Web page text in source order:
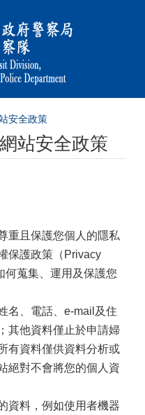
安全政策
站安全政策
重且保護您個人的隱私
保護政策（Privacy
何蒐集、運用及保護您
名、電話、e-mail及住
其他資料僅止於申請婦
有資料僅供資料分析或
絕對不會將您的個人資
資料，例如使用者機器